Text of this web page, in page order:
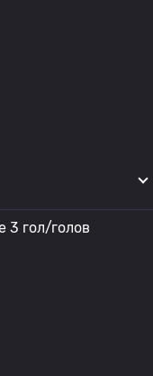
3 гол/голов